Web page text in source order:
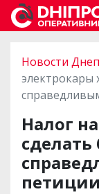
Новости
электрокары
Налог
сделать
петиции